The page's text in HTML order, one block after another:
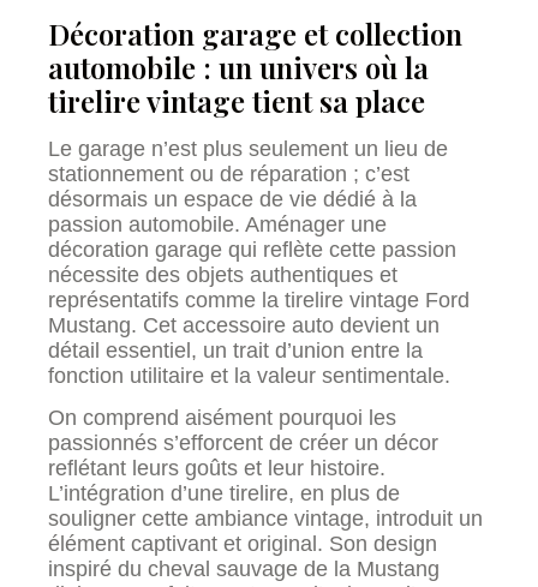
Décoration garage et collection
automobile : un univers où la
tirelire vintage tient sa place
Le garage n’est plus seulement un lieu de
stationnement ou de réparation ; c’est
désormais un espace de vie dédié à la
passion automobile. Aménager une
décoration garage qui reflète cette passion
nécessite des objets authentiques et
représentatifs comme la tirelire vintage Ford
Mustang. Cet accessoire auto devient un
détail essentiel, un trait d’union entre la
fonction utilitaire et la valeur sentimentale.
On comprend aisément pourquoi les
passionnés s’efforcent de créer un décor
reflétant leurs goûts et leur histoire.
L’intégration d’une tirelire, en plus de
souligner cette ambiance vintage, introduit un
élément captivant et original. Son design
inspiré du cheval sauvage de la Mustang